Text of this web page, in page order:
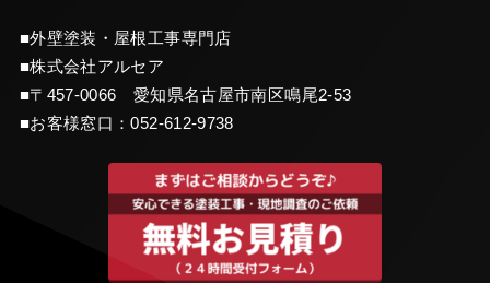
■外壁塗装・屋根工事専門店
■株式会社アルセア
■〒457-0066 愛知県名古屋市南区鳴尾2-53
■お客様窓口：052-612-9738